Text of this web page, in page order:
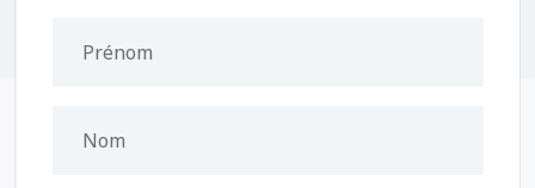
Prénom
Nom